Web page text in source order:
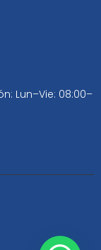
Lun–Vie: 08:00–